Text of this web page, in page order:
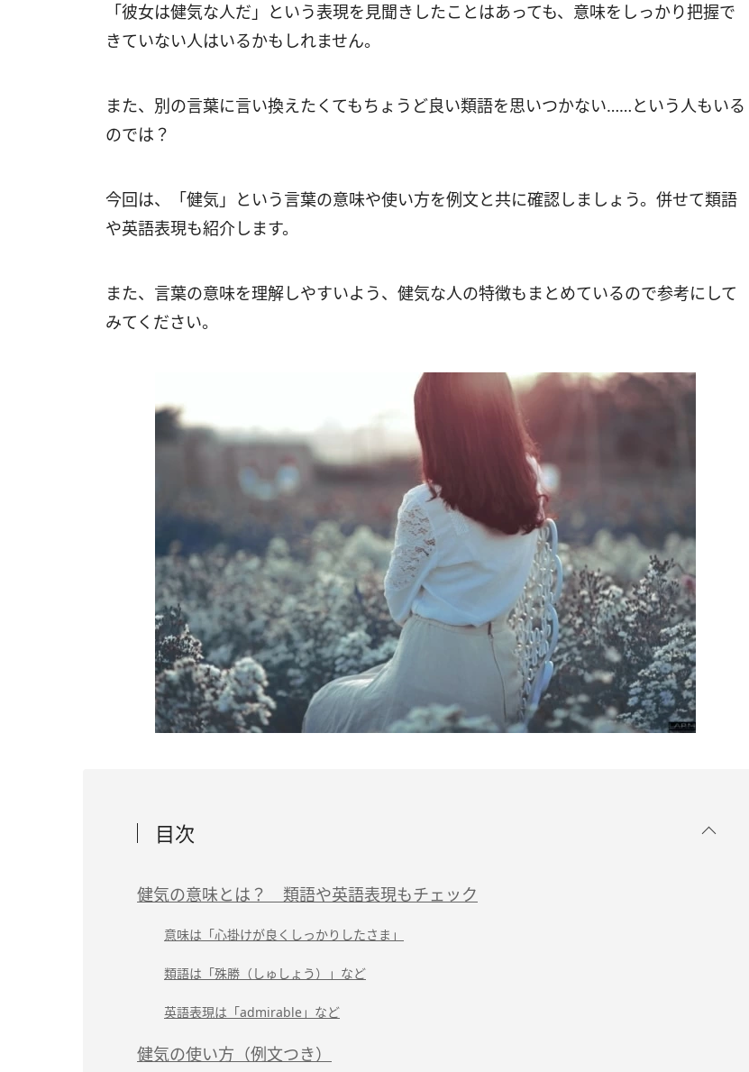
「彼女は健気な人だ」という表現を見聞きしたことはあっても、意味をしっかり把握で
きていない人はいるかもしれません。
また、別の言葉に言い換えたくてもちょうど良い類語を思いつかない……という人もいる
のでは？
今回は、「健気」という言葉の意味や使い方を例文と共に確認しましょう。併せて類語
や英語表現も紹介します。
また、言葉の意味を理解しやすいよう、健気な人の特徴もまとめているので参考にして
みてください。
目次
健気の意味とは？ 類語や英語表現もチェック
意味は「心掛けが良くしっかりしたさま」
類語は「殊勝（しゅしょう）」など
英語表現は「admirable」など
健気の使い方（例文つき）